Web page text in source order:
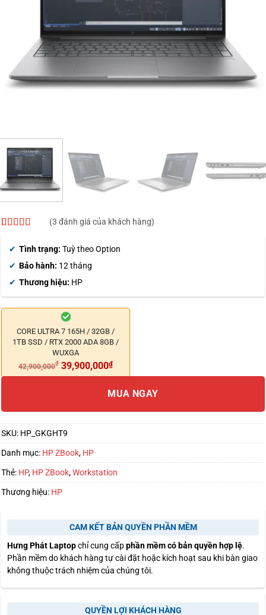
dựa trên
đánh giá
(3 đánh giá của khách hàng)
Tình trạng: Tuỳ theo Option
Bảo hành: 12 tháng
Thương hiệu: HP
CORE ULTRA 7 165H / 32GB /
1TB SSD / RTX 2000 ADA 8GB /
WUXGA
42,900,000₫ 39,900,000₫
MUA NGAY
SKU: HP_GKGHT9
Danh mục: HP ZBook, HP
Thẻ: HP, HP ZBook,Workstation
Thương hiệu: HP
CAM KẾT BẢN QUYỀN PHẦN MỀM
Hưng Phát Laptopchỉ cung cấpphần mềm có bản quyền hợp lệ.
Phần mềm do khách hàng tự cài đặt hoặc kích hoạt sau khi bàn giao
không thuộc trách nhiệm của chúng tôi.
QUYỀN LỢI KHÁCH HÀNG